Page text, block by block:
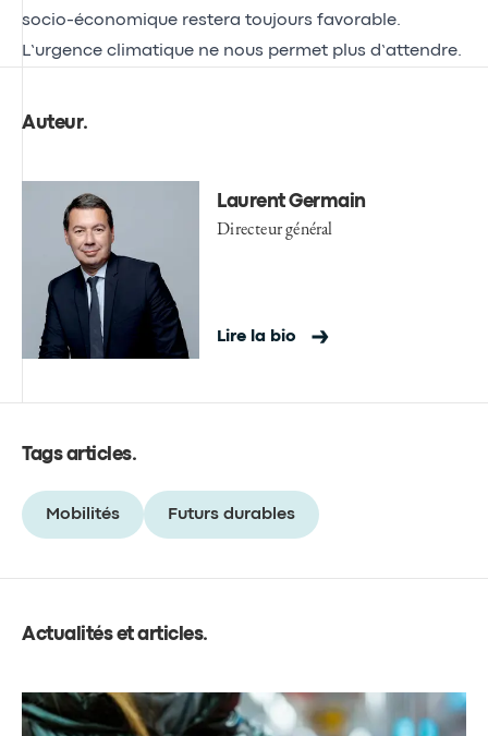
socio-économique restera toujours favorable.
L’urgence climatique ne nous permet plus d’attendre.
Auteur.
Laurent Germain
Directeur général
Lire la bio
Tags articles.
Mobilités Futurs durables
Actualités et articles.